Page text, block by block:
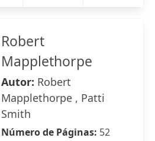
Robert
Mapplethorpe
Autor: Robert
Mapplethorpe , Patti
Smith
Número de Páginas: 52